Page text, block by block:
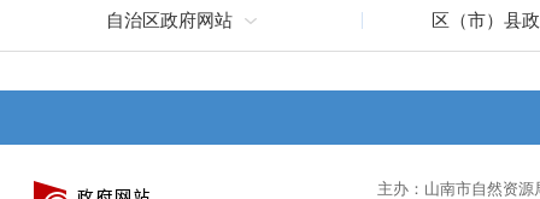
自治区政府网站 区（市）县
主办：山南市自然资